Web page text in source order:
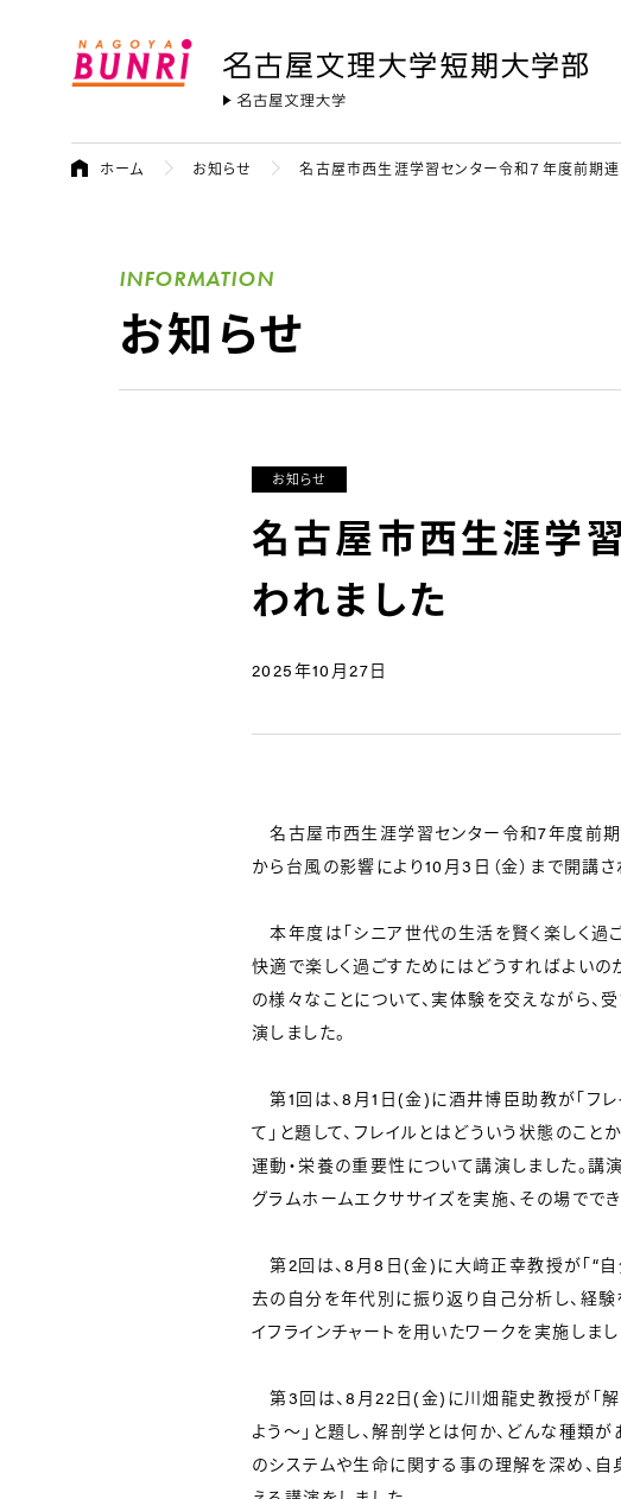
名古屋文理大学 短期大学部
ホーム お知らせ 名古屋市西生涯学習センター令和７年度前期
INFORMATION
お知らせ
お知らせ
名古屋市西生涯学
われました
2025年10月27日
名古屋市西生涯学習センター令和7年度前期
から台風の影響により10月3日（金）まで開講さ
本年度は「シニア世代の生活を賢く楽しく過
快適で楽しく過ごすためにはどうすればよいの
の様々なことについて、実体験を交えながら
演しました。
第1回は、8月1日(金)に酒井博臣助教が「フ
て」と題して、フレイルとはどういう状態のこ
運動・栄養の重要性について講演しました。講
グラムホームエクササイズを実施、その場でで
第2回は、8月8日(金)に大﨑正幸教授が「“自
去の自分を年代別に振り返り自己分析し、経験
イフラインチャートを用いたワークを実施しまし
第3回は、8月22日(金)に川畑龍史教授が「
よう～」と題し、解剖学とは何か、どんな種類
のシステムや生命に関する事の理解を深め、